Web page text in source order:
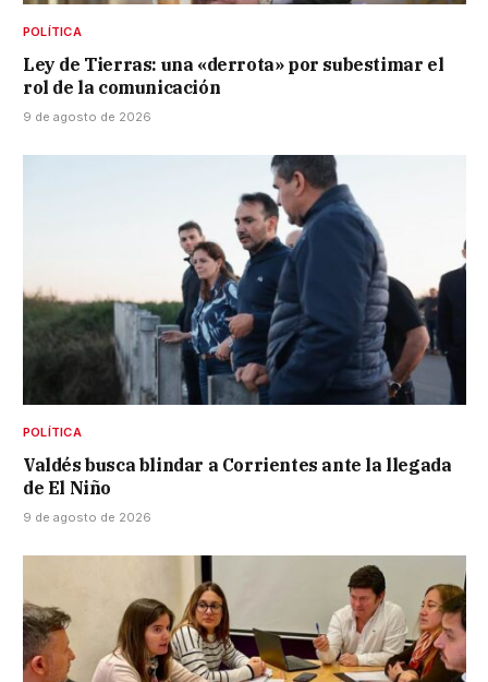
POLÍTICA
Ley de Tierras: una «derrota» por subestimar el
rol de la comunicación
9 de agosto de 2026
POLÍTICA
Valdés busca blindar a Corrientes ante la llegada
de El Niño
9 de agosto de 2026